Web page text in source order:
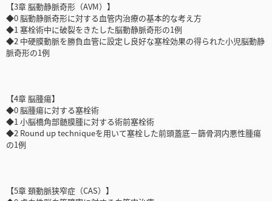
【3章 脳動静脈奇形（AVM）】
◆0 脳動静脈奇形に対する血管内治療の基本的な考え方
◆1 塞栓術中に破裂をきたした脳動静脈奇形の1例
◆2 中硬膜動脈を勝負血管に設定し良好な塞栓効果の得られた小児脳動静
脈奇形の1例
【4章 脳腫瘍】
◆0 脳腫瘍に対する塞栓術
◆1 小脳橋角部髄膜腫に対する術前塞栓術
◆2 Round up techniqueを用いて塞栓した前頭蓋底－篩骨洞内悪性腫瘍
の1例
【5章 頚動脈狭窄症（CAS）】